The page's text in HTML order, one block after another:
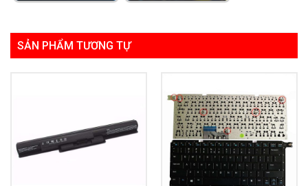
SẢN PHẨM TƯƠNG TỰ